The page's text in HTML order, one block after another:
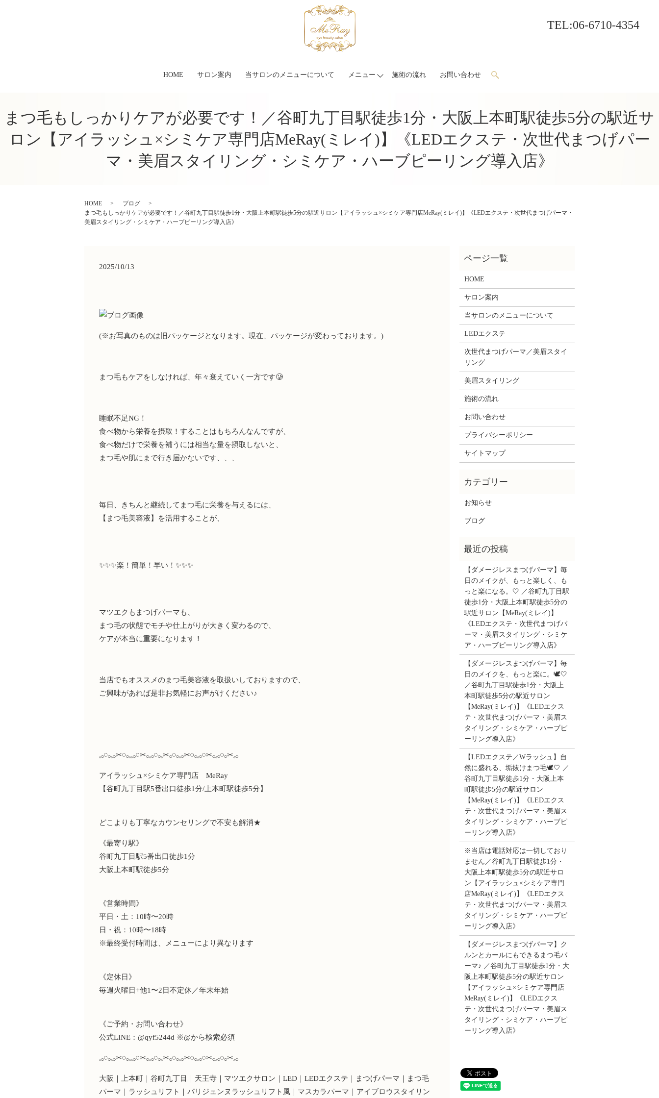
TEL:06-6710-4354
HOME サロン案内 当サロンのメニューについて メニュー 施術の流れ お問い合わせ search
まつ毛もしっかりケアが必要です！／谷町九丁目駅徒歩1分・大阪上本町駅徒歩5分の駅近サ
ロン【アイラッシュ×シミケア専門店MeRay(ミレイ)】《LEDエクステ・次世代まつげパー
マ・美眉スタイリング・シミケア・ハーブピーリング導入店》
HOME
ブログ
まつ毛もしっかりケアが必要です！／谷町九丁目駅徒歩1分・大阪上本町駅徒歩5分の駅近サロン【アイラッシュ×シミケア専門店MeRay(ミレイ)】《LEDエクステ・次世代まつげパーマ・
美眉スタイリング・シミケア・ハーブピーリング導入店》
2025/10/13
(※お写真のものは旧パッケージとなります。現在、パッケージが変わっております。)
まつ毛もケアをしなければ、 年々衰えていく一方です🥲
睡眠不足NG！
食べ物から栄養を摂取！ することは もちろんなんですが、
食べ物だけで栄養を補うには相当な量を摂取しないと、
まつ毛や肌にまで行き届かないです、、、
毎日、きちんと継続してまつ毛に栄養を与えるには、
【まつ毛美容液】を活用することが、
✨✨✨楽！簡単！早い！✨✨✨
マツエクもまつげパーマも、
まつ毛の状態でモチや仕上がりが大きく変わるので、
ケアが本当に重要になります！
当店でもオススメのまつ毛美容液を取扱いしておりますので、
ご興味があれば是非お気軽にお声がけください♪
𓈒𓂂𓏸𓂂𓈒𓂂✂︎𓏸𓂂𓈒𓈒𓂂𓏸✂︎𓂂𓈒𓂂𓏸𓂂𓈒✂︎𓂂𓏸𓂂𓈒𓂂✂︎𓏸𓂂𓈒𓂂𓏸✂︎𓂂𓈒𓂂𓏸𓂂✂︎𓈒𓂂
アイラッシュ×シミケア専門店 MeRay
【谷町九丁目駅5番出口徒歩1分/上本町駅徒歩5分】
どこよりも丁寧なカウンセリングで不安も解消★
《最寄り駅》
谷町九丁目駅5番出口徒歩1分
大阪上本町駅徒歩5分
《営業時間》
平日・土：10時〜20時
日・祝：10時〜18時
※最終受付時間は、メニューにより異なります
《定休日》
毎週火曜日+他1〜2日不定休／年末年始
《ご予約・お問い合わせ》
公式LINE：@qyf5244d ※@から検索必須
𓈒𓂂𓏸𓂂𓈒𓂂✂︎𓏸𓂂𓈒𓈒𓂂𓏸✂︎𓂂𓈒𓂂𓏸𓂂𓈒✂︎𓂂𓏸𓂂𓈒𓂂✂︎𓏸𓂂𓈒𓂂𓏸✂︎𓂂𓈒𓂂𓏸𓂂✂︎𓈒𓂂
大阪｜上本町｜谷町九丁目｜天王寺｜マツエクサロン｜LED｜LEDエクステ｜まつげパーマ｜まつ毛
パーマ｜ラッシュリフト｜パリジェンヌラッシュリフト風｜マスカラパーマ｜アイブロウスタイリン
HOME
サロン案内
当サロンのメニューについて
LEDエクステ
次世代まつげパーマ／美眉スタイ
リング
美眉スタイリング
施術の流れ
お問い合わせ
プライバシーポリシー
サイトマップ
お知らせ
ブログ
【ダメージレスまつげパーマ】毎
日のメイクが、もっと楽しく、も
っと楽になる。🤍 ／谷町九丁目駅
徒歩1分・大阪上本町駅徒歩5分の
駅近サロン【MeRay(ミレイ)】
《LEDエクステ・次世代まつげパ
ーマ・美眉スタイリング・シミケ
ア・ハーブピーリング導入店》
【ダメージレスまつげパーマ】毎
日のメイクを、もっと楽に。🕊️🤍
／谷町九丁目駅徒歩1分・大阪上
本町駅徒歩5分の駅近サロン
【MeRay(ミレイ)】《LEDエクス
テ・次世代まつげパーマ・美眉ス
タイリング・シミケア・ハーブピ
ーリング導入店》
【LEDエクステ／Wラッシュ】自
然に盛れる、垢抜けまつ毛🕊️🤍 ／
谷町九丁目駅徒歩1分・大阪上本
町駅徒歩5分の駅近サロン
【MeRay(ミレイ)】《LEDエクス
テ・次世代まつげパーマ・美眉ス
タイリング・シミケア・ハーブピ
ーリング導入店》
※当店は電話対応は一切しており
ません／谷町九丁目駅徒歩1分・
大阪上本町駅徒歩5分の駅近サロ
ン【アイラッシュ×シミケア専門
店MeRay(ミレイ)】《LEDエクス
テ・次世代まつげパーマ・美眉ス
タイリング・シミケア・ハーブピ
ーリング導入店》
【ダメージレスまつげパーマ】ク
ルンとカールにもできるまつ毛パ
ーマ♪ ／谷町九丁目駅徒歩1分・大
阪上本町駅徒歩5分の駅近サロン
【アイラッシュ×シミケア専門店
MeRay(ミレイ)】《LEDエクス
テ・次世代まつげパーマ・美眉ス
タイリング・シミケア・ハーブピ
ーリング導入店》